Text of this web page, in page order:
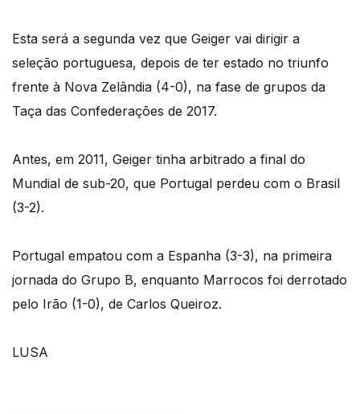
Esta será a segunda vez que Geiger vai dirigir a
seleção portuguesa, depois de ter estado no triunfo
frente à Nova Zelândia (4-0), na fase de grupos da
Taça das Confederações de 2017.
Antes, em 2011, Geiger tinha arbitrado a final do
Mundial de sub-20, que Portugal perdeu com o Brasil
(3-2).
Portugal empatou com a Espanha (3-3), na primeira
jornada do Grupo B, enquanto Marrocos foi derrotado
pelo Irão (1-0), de Carlos Queiroz.
LUSA